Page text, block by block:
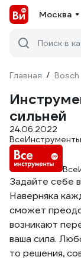
Москва
Поиск в
Главная / Bosch
сильней
24.06.2022
Задайте себе
Наверняка
сможет
возникают
ваша сила.
то решения,